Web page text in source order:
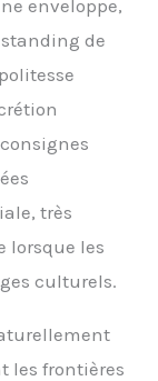
enveloppe,
de
très
lorsque les
culturels.
les frontières